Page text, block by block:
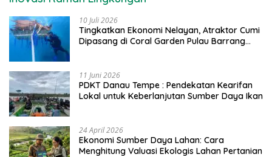
10 Juli 2026
Tingkatkan Ekonomi Nelayan, Atraktor Cumi
Dipasang di Coral Garden Pulau Barrang
11 Juni 2026
PDKT Danau Tempe : Pendekatan Kearifan
Lokal untuk Keberlanjutan Sumber Daya Ikan
24 April 2026
Ekonomi Sumber Daya Lahan: Cara
Menghitung Valuasi Ekologis Lahan Pertanian